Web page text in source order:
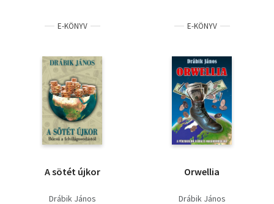
E-KÖNYV
A sötét újkor
Drábik János
E-KÖNYV
Orwellia
Drábik János